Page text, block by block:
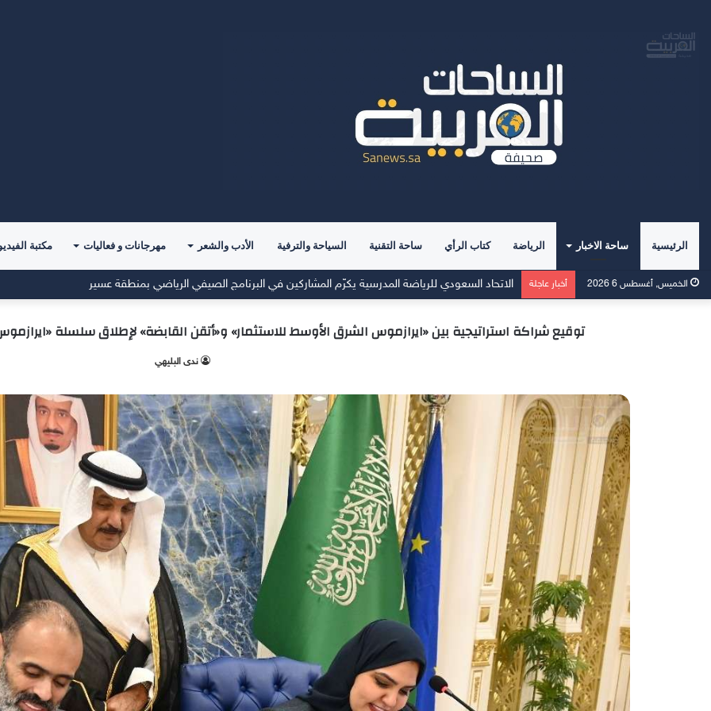
الرئيسية ساحة الاخبار الرياضة كتاب الرأي ساحة التقنية السياحة والترفية الأدب والشعر مهرجانات و فعاليات مكتبة
الخميس, أغسطس 6 2026 أخبار عاجلة لندن تتقدم رسميًا بملف استضافة بطولة العالم لألعاب القوى 2029
توقيع شراكة استراتيجية بين «ايرازموس الشرق الأوسط للاستثمار» و«أتقن القابضة» لإطلاق سلسلة
ندى البليهي